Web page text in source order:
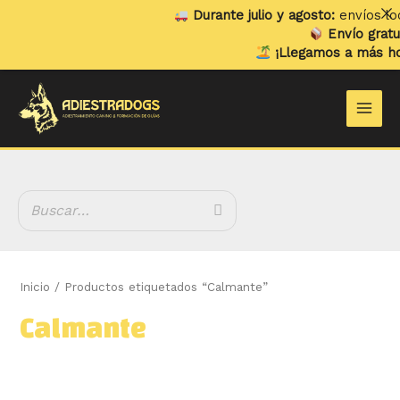
Inicio / Productos etiquetados “Calmante”
Calmante
Durante julio y agosto:envíos
Envío
¡Llegamos a más